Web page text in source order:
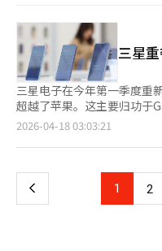
业战略中也得到验证。LG
产品使用全过程盈利结构。
接，重视生态系统服务扩展
系，确保持续盈利。钢铁部
产品竞争。以空间为中心的
越智能手机和家电，扩展到
于应用领域，而非技术。比
竞争焦点。※ 本报道经人工
空间感。“Micro RGB”显示
RGB微小元件，提供更高质
三星推出了以“Galaxy S26
验到2亿像素摄像头和10倍
的无抖动视频拍摄。AI功
Assist”可以仅用自然语言
在“Galaxy AI Live Show”
私功能等AI应用。此外，三
音区和基于“Android XR”
能手机、平板电脑、PC、
戏，展示其生态系统的竞争
三星
三星电子在今年第一季度重
超越了苹果。这主要归功于
流行，以及在欧洲和中东市
果的20%。Galaxy S26系列
高，全球预售量比前代S25
量上被苹果超越，苹果以
2026-04-18 03:03:21
上
页
1 2